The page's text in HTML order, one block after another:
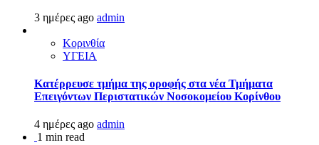
3 ημέρες ago admin
Κορινθία
ΥΓΕΙΑ
Kατέρρευσε τμήμα της οροφής στα νέα Τμήματα
Επειγόντων Περιστατικών Νοσοκομείου Κορίνθου
4 ημέρες ago admin
1 min read